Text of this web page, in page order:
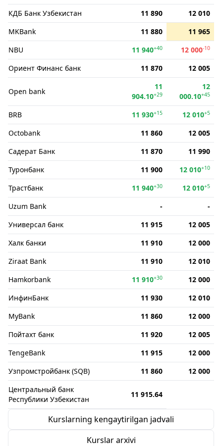
КДБ Банк Узбекистан
11 890
12 010
MKBank
11 880
11 965
NBU
11 940+40 12 000-10
Ориент Финанс банк 11 870 12 005
Open bank
11
904.10+29
12
000.10+45
BRB 11 930+15 12 010+5
Octobank 11 860
12 005
Садерат Банк
11 870
11 990
Туронбанк
11 900 12 010+10
Трастбанк 11 940+30 12 010+5
Uzum Bank -
-
Универсал банк
11 915
12 005
Халк банки
11 910
12 000
Ziraat Bank
11 910
12 010
Hamkorbank
11 910+30
12 000
ИнфинБанк
11 930
12 010
MyBank
11 860
12 000
Пойтахт банк
11 920
12 005
TengeBank
11 915
12 000
Узпромстройбанк (SQB)
11 860
12 000
Центральный банк
Республики Узбекистан
11 915.64
Kurslarning kengaytirilgan jadvali
Kurslar arxivi